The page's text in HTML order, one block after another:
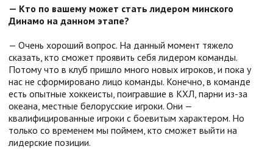
— Кто по вашему может стать лидером минского
Динамо на данном этапе?
— Очень хороший вопрос. На данный момент тяжело
сказать, кто сможет проявить себя лидером команды.
Потому что в клуб пришло много новых игроков, и пока у
нас не сформировано лицо команды. Конечно, в команде
есть опытные хоккеисты, поигравшие в КХЛ, парни из-за
океана, местные белорусские игроки. Они —
квалифицированные игроки с боевитым характером. Но
только со временем мы поймем, кто сможет выйти на
лидерские позиции.